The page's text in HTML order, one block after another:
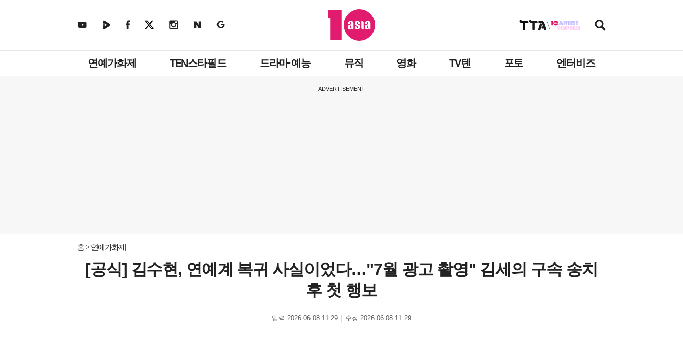
뉴
연예가화제 TEN스타필드 드라마·예능 뮤직 영화 TV텐 포토 엔터비즈
ADVERTISEMENT
홈 연예가화제
[공식] 김수현, 연예계 복귀 사실이었다…"7월 광고 촬영" 김세의 구속 송치
후 첫 행보
입력 2026.06.08 11:29 수정 2026.06.08 11:29